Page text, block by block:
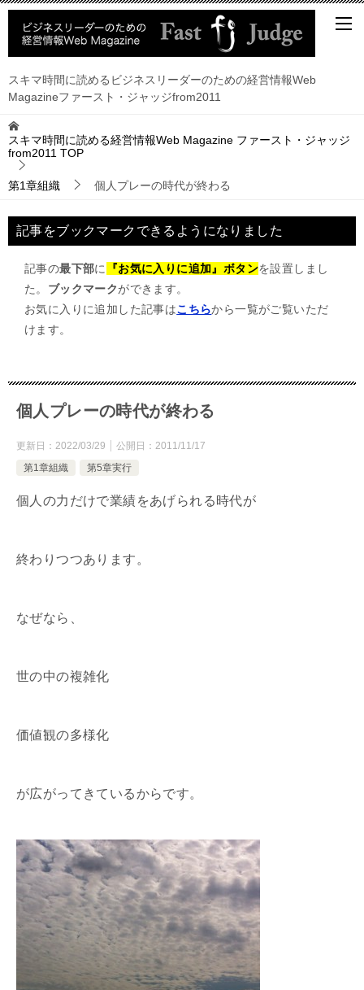
スキマ時間に読めるビジネスリーダーのための経営情報Web
Magazineファースト・ジャッジfrom2011
スキマ時間に読める経営情報Web Magazine ファースト・ジャッジ
from2011 TOP
第1章組織 個人プレーの時代が終わる
記事をブックマークできるようになりました
記事の最下部に 『お気に入りに追加』ボタンを設置しまし
た。 ブックマークができます。
お気に入りに追加した記事はこちらから一覧がご覧いただ
けます。
個人プレーの時代が終わる
更新日： 2022/03/29 公開日： 2011/11/17
第1章組織
第5章実行
個人の力だけで業績をあげられる時代が
終わりつつあります。
なぜなら、
世の中の複雑化
価値観の多様化
が広がってきているからです。